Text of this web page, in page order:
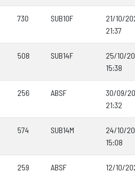
730 SUB10F
21/10/
21:37
508 SUB14F
25/10/
15:38
256 ABSF
30/09/
21:32
574 SUB14M
24/10/
15:08
259 ABSF
12/10/